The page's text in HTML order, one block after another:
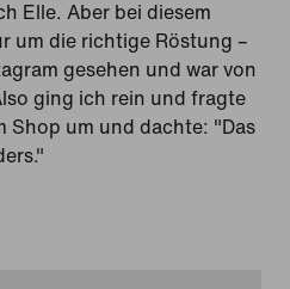
Elle. Aber bei diesem
um die richtige Röstung –
gesehen und war von
ging ich rein und fragte
Shop um und dachte: "Das